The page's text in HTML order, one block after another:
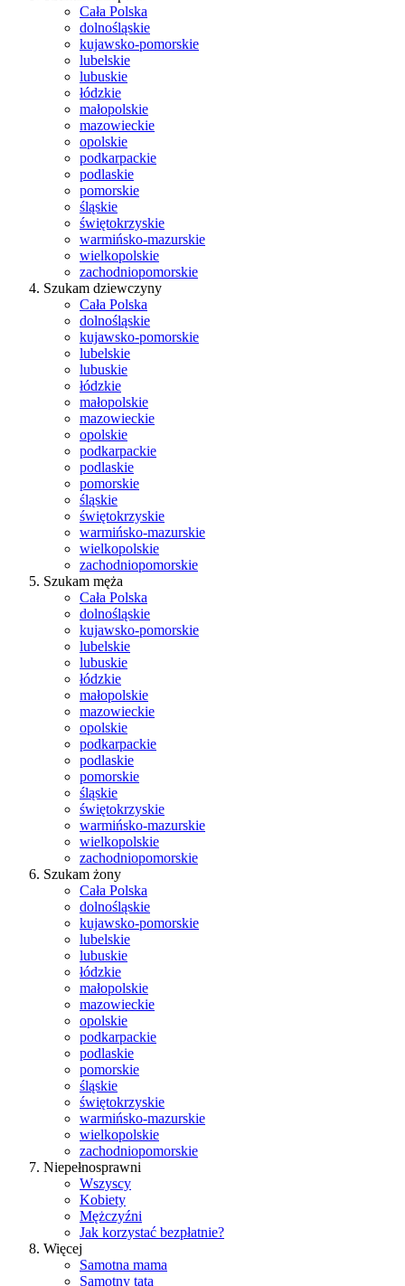
Cała Polska
dolnośląskie
kujawsko-pomorskie
lubelskie
lubuskie
łódzkie
małopolskie
mazowieckie
opolskie
podkarpackie
podlaskie
pomorskie
śląskie
świętokrzyskie
warmińsko-mazurskie
wielkopolskie
zachodniopomorskie
Szukam dziewczyny
Cała Polska
dolnośląskie
kujawsko-pomorskie
lubelskie
lubuskie
łódzkie
małopolskie
mazowieckie
opolskie
podkarpackie
podlaskie
pomorskie
śląskie
świętokrzyskie
warmińsko-mazurskie
wielkopolskie
zachodniopomorskie
Szukam męża
Cała Polska
dolnośląskie
kujawsko-pomorskie
lubelskie
lubuskie
łódzkie
małopolskie
mazowieckie
opolskie
podkarpackie
podlaskie
pomorskie
śląskie
świętokrzyskie
warmińsko-mazurskie
wielkopolskie
zachodniopomorskie
Szukam żony
Cała Polska
dolnośląskie
kujawsko-pomorskie
lubelskie
lubuskie
łódzkie
małopolskie
mazowieckie
opolskie
podkarpackie
podlaskie
pomorskie
śląskie
świętokrzyskie
warmińsko-mazurskie
wielkopolskie
zachodniopomorskie
Niepełnosprawni
Wszyscy
Kobiety
Mężczyźni
Jak korzystać bezpłatnie?
Więcej
Samotna mama
Samotny tata